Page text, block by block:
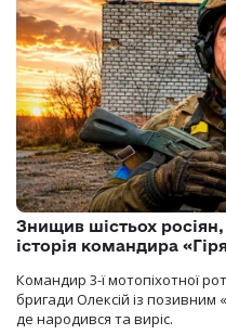
Знищив шістьох
історія командира
Командир 3-ї мотопіхотної
бригади Олексій із
де народився та виріс.